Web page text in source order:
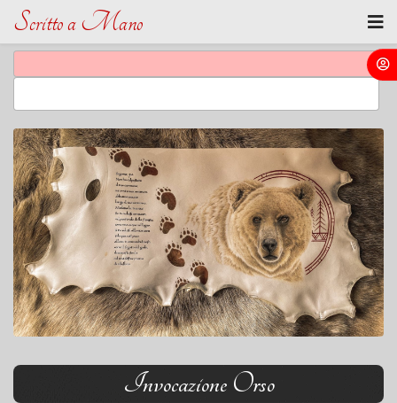
Scritto a Mano
Invocazione Orso